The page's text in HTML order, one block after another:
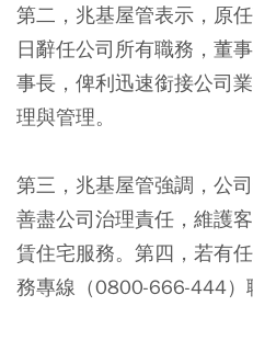
第二，兆基屋管表示，原
日辭任公司所有職務，董
事長，俾利迅速銜接公司
理與管理。
第三，兆基屋管強調，公
善盡公司治理責任，維護
賃住宅服務。第四，若有
務專線（0800-666-444）